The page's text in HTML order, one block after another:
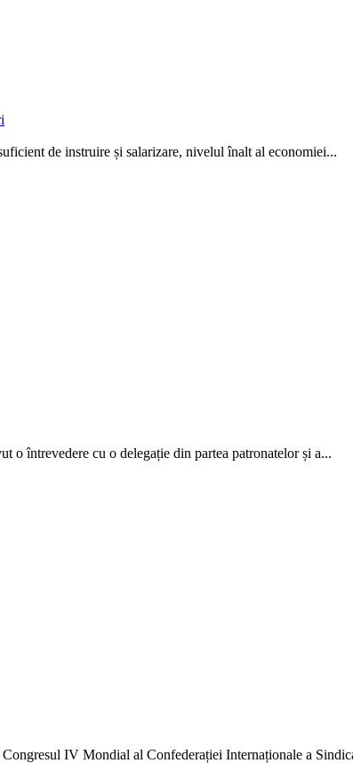
de instruire și salarizare, nivelul înalt al economiei...
întrevedere cu o delegație din partea patro­natelor și a...
IV Mondi­al al Confederației Internaționale a